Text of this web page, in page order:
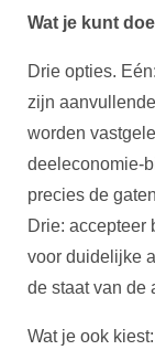
Wat je kunt
Drie opties.
zijn
worden
deeleconomie-
precies de
Drie: accepteer
voor duidelijke
de staat van de
Wat je ook